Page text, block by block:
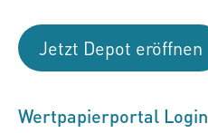
Jetzt Depot eröffnen
Wertpapierportal Login